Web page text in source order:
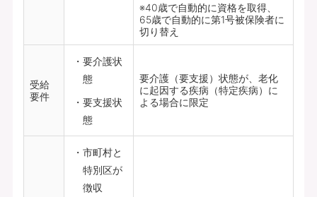
※40歳で自動的に資格を取得、
65歳で自動的に第1号被保険者に
切り替え
受給
要件
要介護状
態
要支援状
態
要介護（要支援）状態が、老化
に起因する疾病（特定疾病）に
よる場合に限定
市町村と
特別区が
徴収